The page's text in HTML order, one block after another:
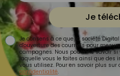
Je
Je consens à ce que la société
d'ouverture des courriels pour
campagnes. Nous pourrons savoir si
laquelle vous le faites ainsi que des
vous utilisez. Pour en savoir plus sur
confidentialité.